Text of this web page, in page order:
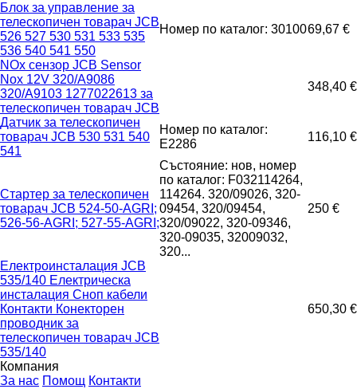
Блок за управление за
телескопичен товарач JCB
526 527 530 531 533 535
536 540 541 550
Номер по каталог: 3010069,67 €
NOx сензор JCB Sensor
Nox 12V 320/A9086
320/A9103 1277022613 за
телескопичен товарач JCB
348,40 €
Датчик за телескопичен
товарач JCB 530 531 540
541
Номер по каталог:
E2286
116,10 €
Стартер за телескопичен
товарач JCB 524-50-AGRI;
526-56-AGRI; 527-55-AGRI;
Състояние: нов, номер
по каталог: F032114264,
114264. 320/09026, 320-
09454, 320/09454,
320/09022, 320-09346,
320-09035, 32009032,
320...
250 €
Електроинсталация JCB
535/140 Електрическа
инсталация Сноп кабели
Контакти Конекторен
проводник за
телескопичен товарач JCB
535/140
650,30 €
Компания
За нас Помощ Контакти